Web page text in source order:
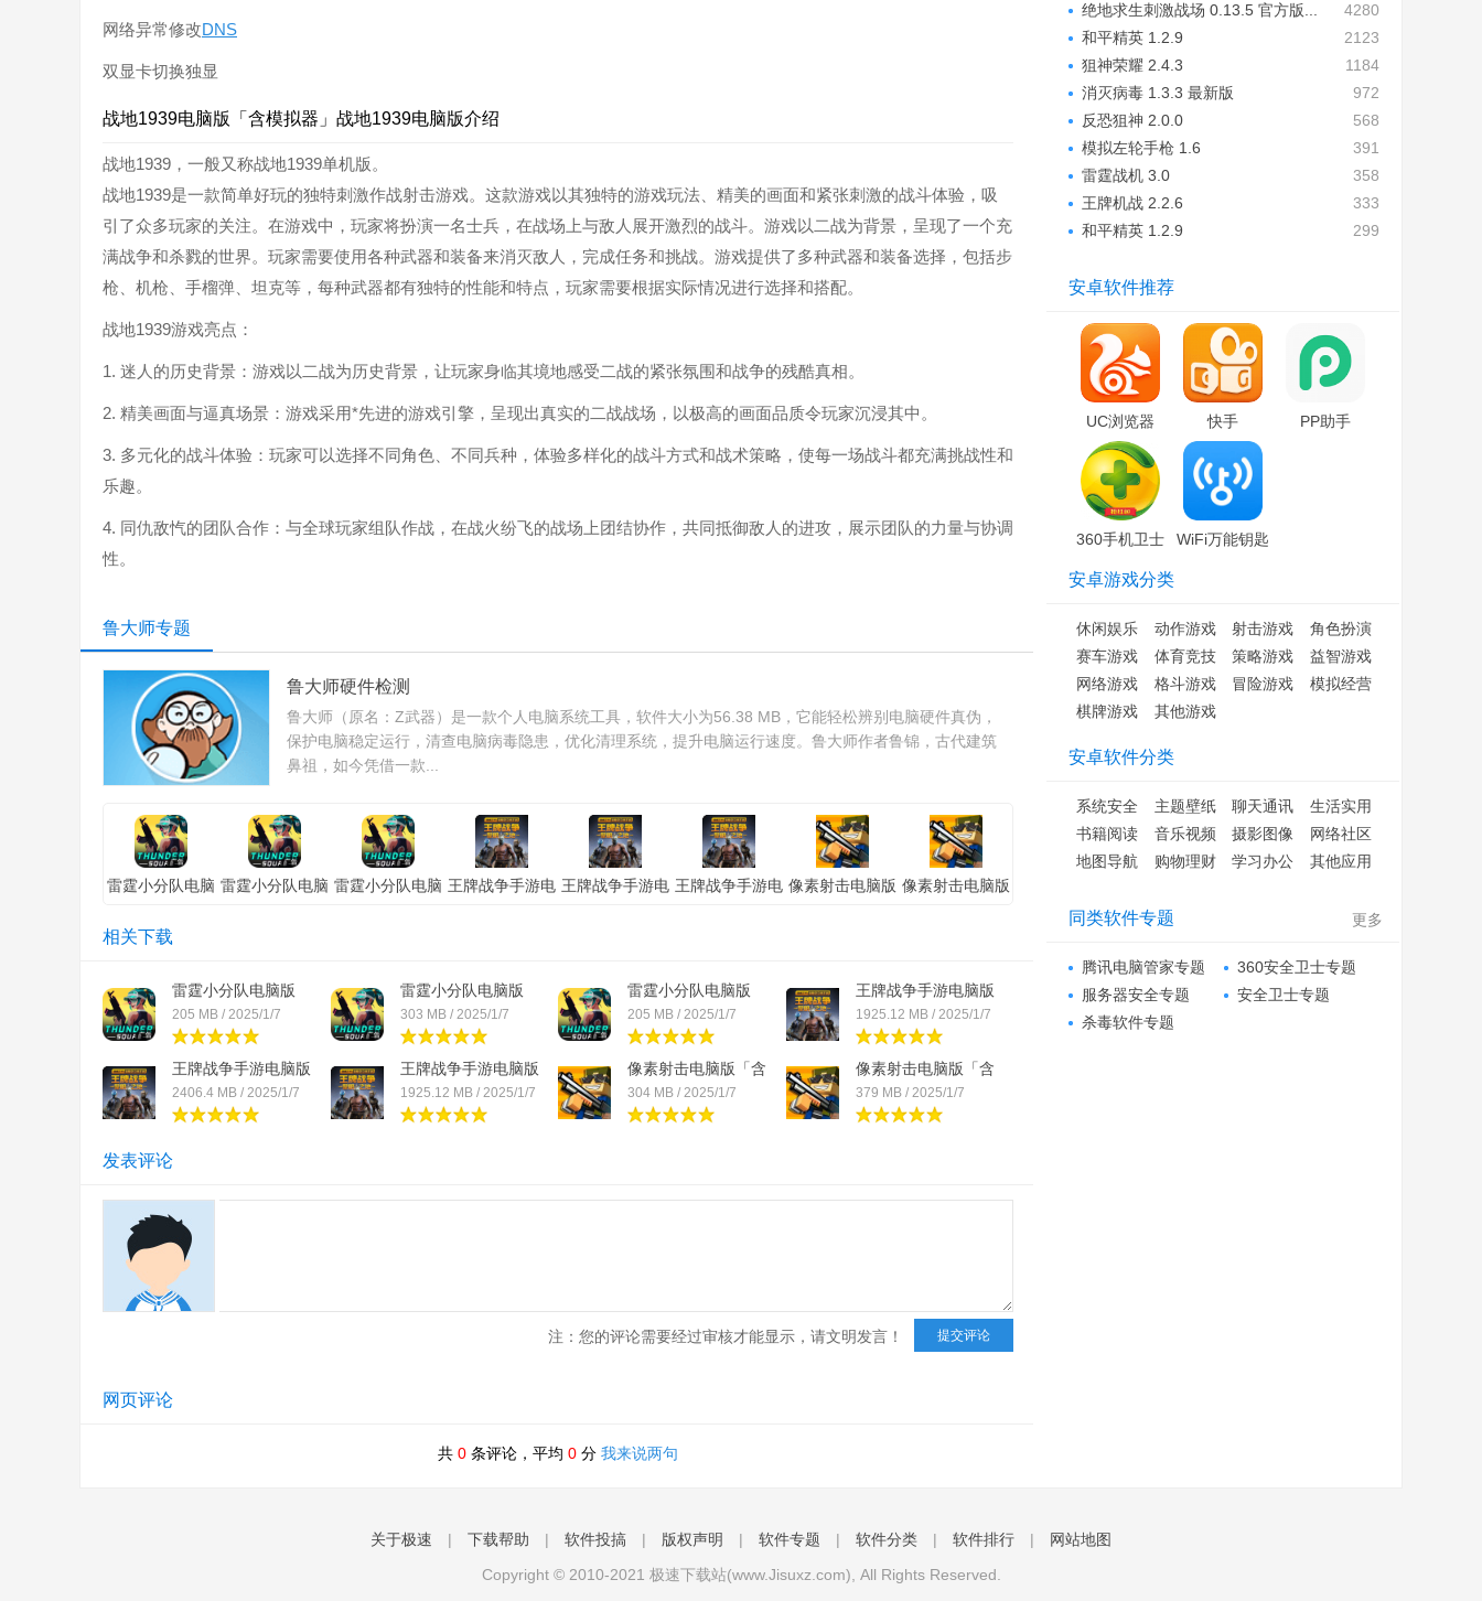
网络异常修改DNS
双显卡切换独显
战地1939电脑版「含模拟器」战地1939电脑版介绍
战地1939，一般又称战地1939单机版。
战地1939是一款简单好玩的独特刺激作战射击游戏。这款游戏以其独特的游戏玩法、精美的画面和紧张刺激的战斗体验，吸
引了众多玩家的关注。在游戏中，玩家将扮演一名士兵，在战场上与敌人展开激烈的战斗。游戏以二战为背景，呈现了一个充
满战争和杀戮的世界。玩家需要使用各种武器和装备来消灭敌人，完成任务和挑战。游戏提供了多种武器和装备选择，包括步
枪、机枪、手榴弹、坦克等，每种武器都有独特的性能和特点，玩家需要根据实际情况进行选择和搭配。
战地1939游戏亮点：
1. 迷人的历史背景：游戏以二战为历史背景，让玩家身临其境地感受二战的紧张氛围和战争的残酷真相。
2. 精美画面与逼真场景：游戏采用*先进的游戏引擎，呈现出真实的二战战场，以极高的画面品质令玩家沉浸其中。
3. 多元化的战斗体验：玩家可以选择不同角色、不同兵种，体验多样化的战斗方式和战术策略，使每一场战斗都充满挑战性和
乐趣。
4. 同仇敌忾的团队合作：与全球玩家组队作战，在战火纷飞的战场上团结协作，共同抵御敌人的进攻，展示团队的力量与协调
性。
鲁大师专题
鲁大师硬件检测
鲁大师（原名：Z武器）是一款个人电脑系统工具，软件大小为56.38 MB，它能轻松辨别电脑硬件真伪，
保护电脑稳定运行，清查电脑病毒隐患，优化清理系统，提升电脑运行速度。鲁大师作者鲁锦，古代建筑
鼻祖，如今凭借一款...
雷霆小分队电脑
电脑版
雷霆小分队电脑 雷霆小分队电脑 王牌战争手游电 王牌战争手游电 王牌战争手游电 像素射击电脑版 像素射击电脑版
相关下载
雷霆小分队电脑版
「含...
205 MB / 2025/1/7
雷霆小分队电脑版
「含...
303 MB / 2025/1/7
雷霆小分队电脑版
「含...
205 MB / 2025/1/7
王牌战争手游电脑版
「...
1925.12 MB / 2025/1/7
王牌战争手游电脑版
「...
2406.4 MB / 2025/1/7
王牌战争手游电脑版
「...
1925.12 MB / 2025/1/7
像素射击电脑版「含
模...
304 MB / 2025/1/7
像素射击电脑版「含
模...
379 MB / 2025/1/7
发表评论
注：您的评论需要经过审核才能显示，请文明发言！
网页评论
共 0 条评论，平均 0 分 我来说两句
4280
绝地求生刺激战场 0.13.5 官方版...
2123
和平精英 1.2.9
1184
狙神荣耀 2.4.3
972
消灭病毒 1.3.3 最新版
568
反恐狙神 2.0.0
391
模拟左轮手枪 1.6
358
雷霆战机 3.0
333
王牌机战 2.2.6
299
和平精英 1.2.9
安卓软件推荐
UC浏览器 快手 PP助手
360手机卫士 WiFi万能钥匙
安卓游戏分类
休闲娱乐 动作游戏 射击游戏
角色扮演
赛车游戏
体育竞技 策略游戏
益智游戏
网络游戏
格斗游戏 冒险游戏
模拟经营
棋牌游戏
其他游戏
安卓软件分类
系统安全 主题壁纸 聊天通讯
生活实用
书籍阅读
音乐视频 摄影图像
网络社区
地图导航
购物理财 学习办公 其他应用
更多
同类软件专题
腾讯电脑管家专题
360安全卫士专题
服务器安全专题
安全卫士专题
杀毒软件专题
关于极速 | 下载帮助 | 软件投搞 | 版权声明 | 软件专题 | 软件分类 | 软件排行 |
网站地图
Copyright © 2010-2021 极速下载站(www.Jisuxz.com), All Rights Reserved.